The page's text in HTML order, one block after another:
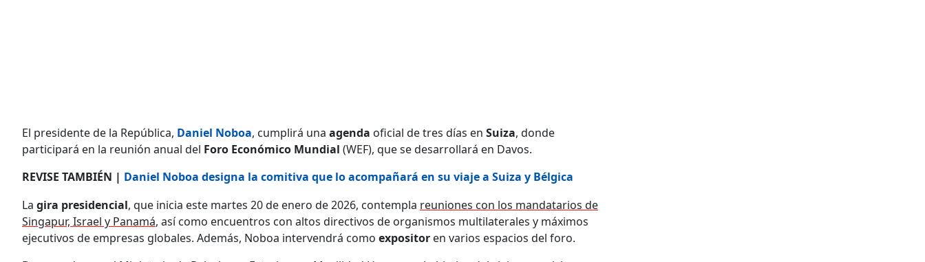
El presidente de la República, Daniel Noboa, cumplirá una agenda oficial de tres días en Suiza, donde
participará en la reunión anual del Foro Económico Mundial (WEF), que se desarrollará en Davos.
REVISE TAMBIÉN | Daniel Noboa designa la comitiva que lo acompañará en su viaje a Suiza y Bélgica
La gira presidencial, que inicia este martes 20 de enero de 2026, contempla reuniones con los mandatarios de
Singapur, Israel y Panamá, así como encuentros con altos directivos de organismos multilaterales y máximos
ejecutivos de empresas globales. Además, Noboa intervendrá como expositor en varios espacios del foro.